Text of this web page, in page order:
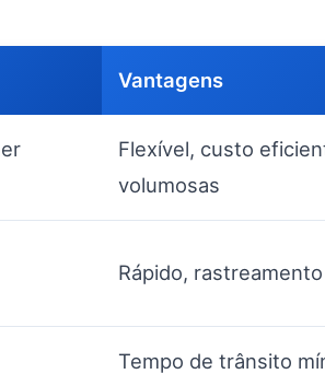
Vantagens
Flexível, custo
volumosas
Rápido,
Tempo de trânsito